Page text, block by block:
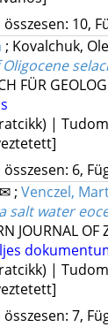
10,
; Kovalchuk,
FÜR
|
6,
; Venczel,
salt water
JOURNAL OF
|
7,